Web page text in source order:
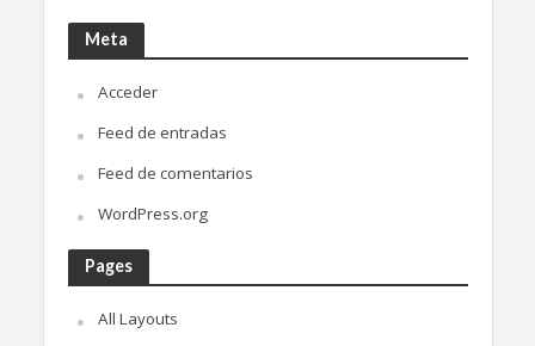
Meta
Acceder
Feed de entradas
Feed de comentarios
WordPress.org
Pages
All Layouts